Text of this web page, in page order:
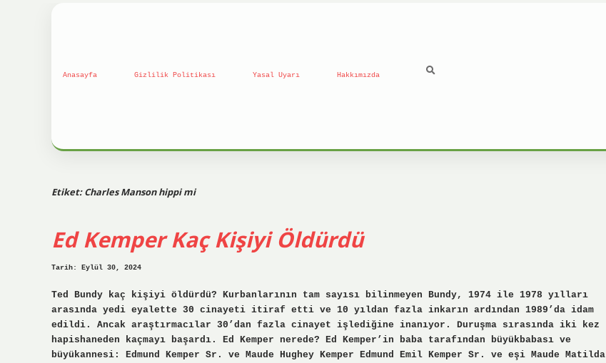
Anasayfa Gizlilik Politikası Yasal Uyarı Hakkımızda
Etiket:Charles Manson hippi mi
Ed Kemper Kaç Kişiyi Öldürdü
Tarih: Eylül 30, 2024
Ted Bundy kaç kişiyi öldürdü? Kurbanlarının tam sayısı bilinmeyen Bundy, 1974 ile 1978 yılları
arasında yedi eyalette 30 cinayeti itiraf etti ve 10 yıldan fazla inkarın ardından 1989’da idam
edildi. Ancak araştırmacılar 30’dan fazla cinayet işlediğine inanıyor. Duruşma sırasında iki kez
hapishaneden kaçmayı başardı. Ed Kemper nerede? Ed Kemper’in baba tarafından büyükbabası ve
büyükannesi: Edmund Kemper Sr. ve Maude Hughey Kemper Edmund Emil Kemper Sr. ve eşi Maude Matilda